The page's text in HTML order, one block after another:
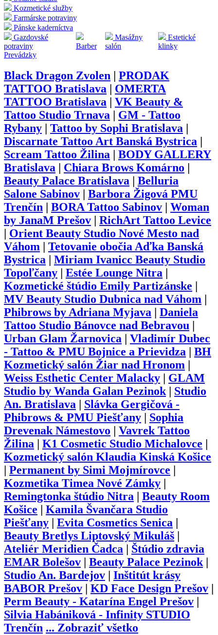
Kozmetické služby
Farmárske potraviny
Pánske kaderníctva
Gazdovské
potraviny
Barber
Masážny
salón
Estetické
klinky
Prevádzky
Black Dragon Zvolen
PRODAK
TATTOO Bratislava
OMERTA
TATTOO Bratislava
VK Beauty &
Tattoo Studio Trnava
GM - Tattoo
Rybany
Tattoo by Sophi Bratislava
Discarnate Tattoo Art Banská Bystrica
Scream Tattoo Žilina
BODY GALLERY
Bratislava
Chiara Brows Komárno
Beauty Palace Bratislava
Belluria
Salone Sabinov
Barbora Žigová PMU
Trenčín
BORA Tattoo Sabinov
Woman
by JanaM Prešov
RichArt Tattoo Levice
Orient Beauty Studio Nové Mesto nad
Váhom
Tetovanie obočia Aďka Banská
Bystrica
Miriam Ivanicc Beauty Studio
Topoľčany
Estée Lounge Nitra
Kozmetické štúdio Emily Partizánske
MV Beauty Studio Dubnica nad Váhom
Phibrows by Adriana Myjava
Daniela
Tattoo Studio Bánovce nad Bebravou
Urban Glam Žarnovica
Vladimír Dubec
- Tattoo & PMU Bojnice a Prievidza
BH
Kozmetický salón Žiar nad Hronom
Weiss Esthetic Center Malacky
GLAM
Studio by Wanda Galan Pezinok| Studio
An. Bratislava
Slávka Gergičová -
Phibrows & PMU Piešťany
Sophia
Drevenak Námestovo
Vavrek Tattoo
Žilina
K1 Cosmetic Studio Michalovce
Kozmetický salón Klaudia Kinská Košice
Permanent by Simi Mojmírovce
Kozmetika Timea Nové Zámky
Remingtonka štúdio Nitra
Beauty Room
Košice
Kamila Švančara Studio
Piešťany
Evita Cosmetics Senica
Beauty Bretlys Liptovský Mikuláš
Ateliér Meridien Čadca
Štúdio zdravia
EMAR Bolešov
Beauty Palace Pezinok|
Studio An. Bardejov
Inštitút krásy
BABOR Prešov
KD Face Design Prešov
Perm Beauty - Katarína Engel Prešov
Silvia Habániková - Infinity STUDIO
Trenčín ... Zobraziť všetko